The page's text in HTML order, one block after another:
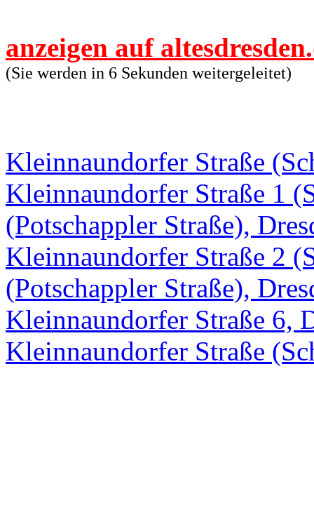
anzeigen auf
(Sie werden in 6 Sekunden weitergeleitet)
Kleinnaundorfer Straße
Kleinnaundorfer Straße 1
(Potschappler Straße),
Kleinnaundorfer Straße 2
(Potschappler Straße),
Kleinnaundorfer Straße 6,
Kleinnaundorfer Straße